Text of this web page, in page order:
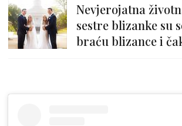
Nevjerojatna
sestre blizanke su
braću blizance i